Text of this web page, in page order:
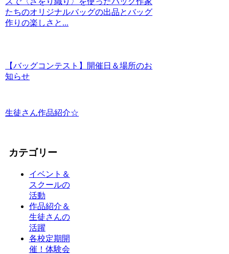
たちのオリジナルバッグの出品とバッグ
作りの楽しさと...
【バッグコンテスト】開催日＆場所のお
知らせ
生徒さん作品紹介☆
カテゴリー
イベント＆
スクールの
活動
作品紹介＆
生徒さんの
活躍
各校定期開
催！体験会